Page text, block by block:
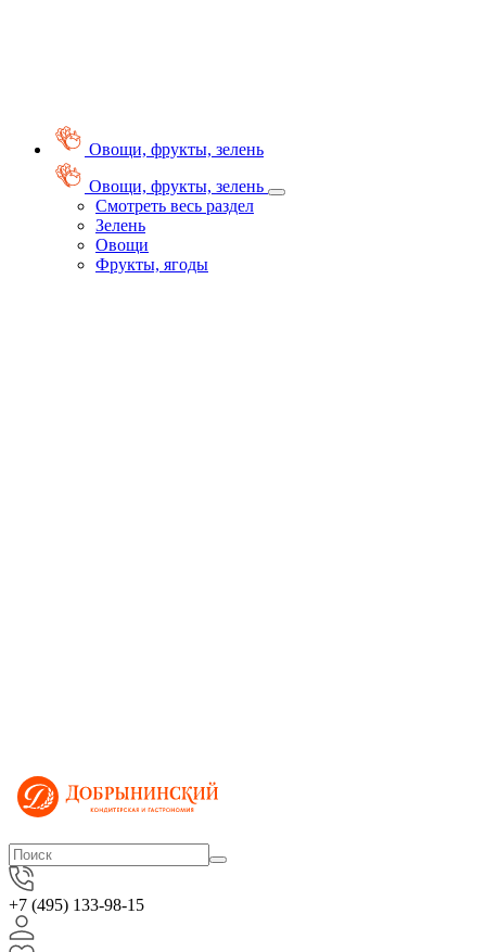
Овощи, фрукты, зелень
Овощи, фрукты, зелень
Смотреть весь раздел
Зелень
Овощи
Фрукты, ягоды
+7 (495) 133-98-15